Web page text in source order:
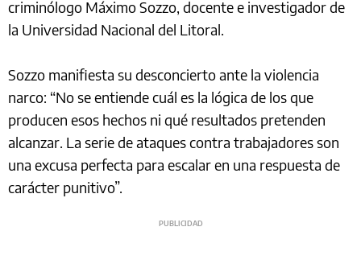
criminólogo Máximo Sozzo, docente e investigador de
la Universidad Nacional del Litoral.
Sozzo manifiesta su desconcierto ante la violencia
narco: “No se entiende cuál es la lógica de los que
producen esos hechos ni qué resultados pretenden
alcanzar. La serie de ataques contra trabajadores son
una excusa perfecta para escalar en una respuesta de
carácter punitivo”.